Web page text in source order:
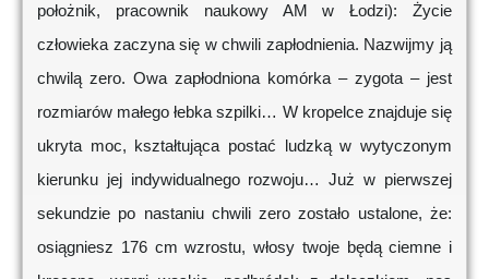
położnik, pracownik naukowy AM w Łodzi): Życie
człowieka zaczyna się w chwili zapłodnienia. Nazwijmy ją
chwilą zero. Owa zapłodniona komórka – zygota – jest
rozmiarów małego łebka szpilki… W kropelce znajduje się
ukryta moc, kształtująca postać ludzką w wytyczonym
kierunku jej indywidualnego rozwoju… Już w pierwszej
sekundzie po nastaniu chwili zero zostało ustalone, że:
osiągniesz 176 cm wzrostu, włosy twoje będą ciemne i